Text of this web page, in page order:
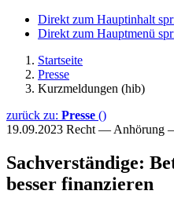
Direkt zum Hauptinhalt
Direkt zum Hauptmenü
Startseite
Presse
Kurzmeldungen (hib)
zurück zu: Presse ()
19.09.2023 Recht — Anhörung
Sachverständige:
besser finanzieren